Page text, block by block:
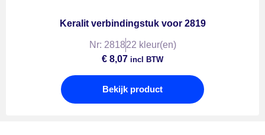
Keralit verbindingstuk voor 2819
Nr: 281822 kleur(en)
€ 8,07 incl BTW
Bekijk product